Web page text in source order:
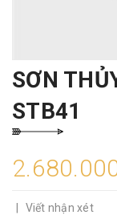
SƠN
STB41
Viết nhận xét